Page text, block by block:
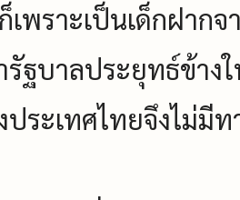
พราะเป็นเด็กฝากจ
รัฐบาลประยุทธ์ข้าง
ประเทศไทยจึงไม่มี